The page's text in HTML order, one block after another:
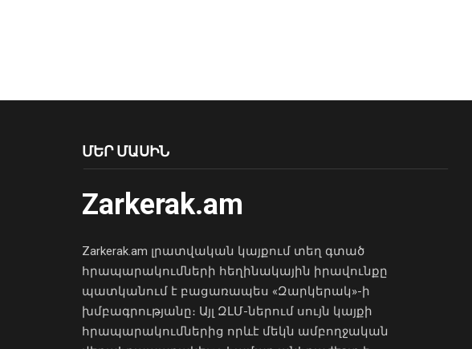
ՄԵՐ ՄԱՍԻՆ
Zarkerak.am
Zarkerak.am լրատվական կայքում տեղ գտած
հրապարակումների հեղինակային իրավունքը
պատկանում է բացառապես «Զարկերակ»-ի
խմբագրությանը։ Այլ ԶԼՄ-ներում սույն կայքի
հրապարակումներից որևէ մեկն ամբողջական